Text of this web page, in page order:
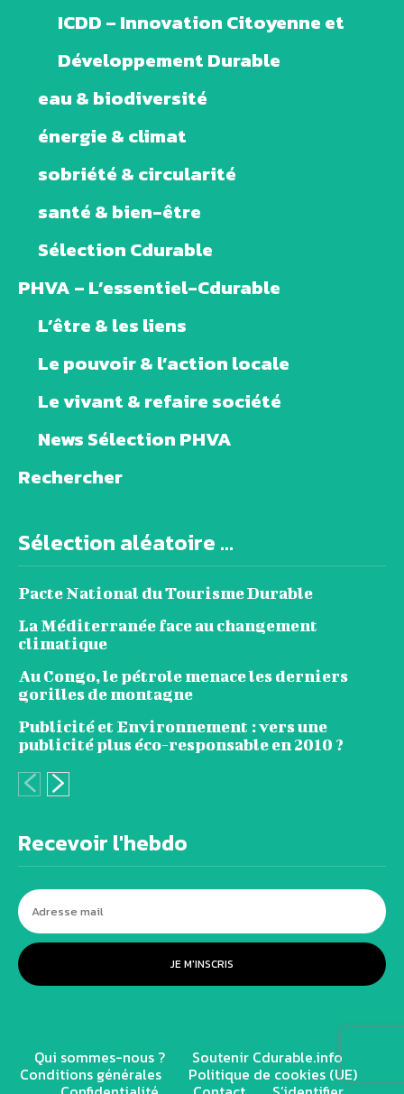
ICDD – Innovation Citoyenne et
Développement Durable
eau & biodiversité
énergie & climat
sobriété & circularité
santé & bien-être
Sélection Cdurable
PHVA – L’essentiel-Cdurable
L’être & les liens
Le pouvoir & l’action locale
Le vivant & refaire société
News Sélection PHVA
Rechercher
Sélection aléatoire ...
Pacte National du Tourisme Durable
La Méditerranée face au changement
climatique
Au Congo, le pétrole menace les derniers
gorilles de montagne
Publicité et Environnement : vers une
publicité plus éco-responsable en 2010 ?
Recevoir l'hebdo
JE M'INSCRIS
Qui sommes-nous ? Soutenir Cdurable.info
Conditions générales Politique de cookies (UE)